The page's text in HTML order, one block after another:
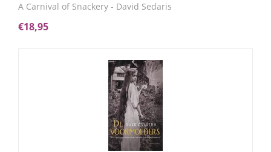
A Carnival of Snackery - David Sedaris
€18,95